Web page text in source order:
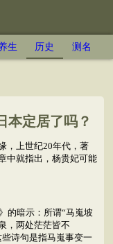
生 历史 测名
本定居了吗？
，上世纪20年代，著
中就指出，杨贵妃可能
的暗示：所谓“马嵬坡
，两处茫茫皆不
诗句是指马嵬事变一